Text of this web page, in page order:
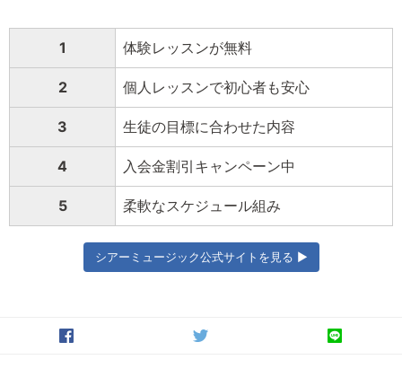
1 体験レッスンが無料
2 個人レッスンで初心者も安心
3 生徒の目標に合わせた内容
4 入会金割引キャンペーン中
5 柔軟なスケジュール組み
シアーミュージック公式サイトを見る ▶